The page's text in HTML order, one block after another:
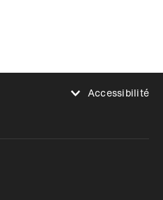
Accessibilité